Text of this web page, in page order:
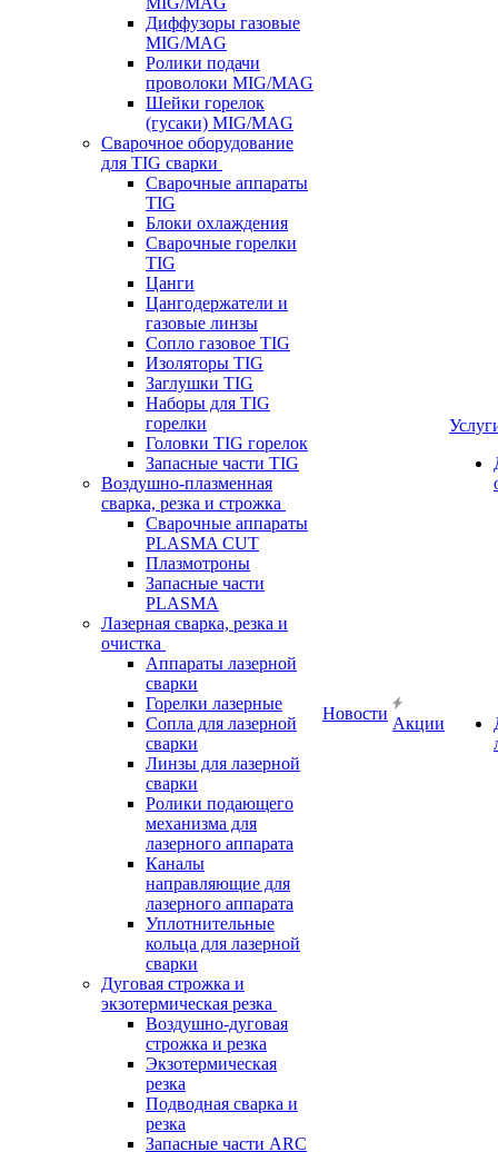
Диффузоры газовые
MIG/MAG
Ролики подачи
проволоки MIG/MAG
Шейки горелок
(гусаки) MIG/MAG
Сварочное оборудование
для TIG сварки
Сварочные аппараты
TIG
Блоки охлаждения
Сварочные горелки
TIG
Цанги
Цангодержатели и
газовые линзы
Сопло газовое TIG
Изоляторы TIG
Заглушки TIG
Наборы для TIG
горелки
Головки TIG горелок
Запасные части TIG
Воздушно-плазменная
сварка, резка и строжка
Сварочные аппараты
PLASMA CUT
Плазмотроны
Запасные части
PLASMA
Лазерная сварка, резка и
очистка
Аппараты лазерной
сварки
Горелки лазерные
Сопла для лазерной
сварки
Линзы для лазерной
сварки
Ролики подающего
механизма для
лазерного аппарата
Каналы
направляющие для
лазерного аппарата
Уплотнительные
кольца для лазерной
сварки
Дуговая строжка и
экзотермическая резка
Воздушно-дуговая
строжка и резка
Экзотермическая
резка
Подводная сварка и
резка
Запасные части ARC
Новости
Акции